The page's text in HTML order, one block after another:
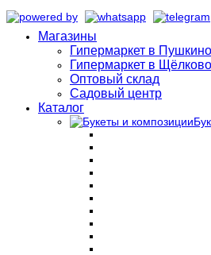
Магазины
Гипермаркет в Пушкино
Гипермаркет в Щёлково
Оптовый склад
Садовый центр
Каталог